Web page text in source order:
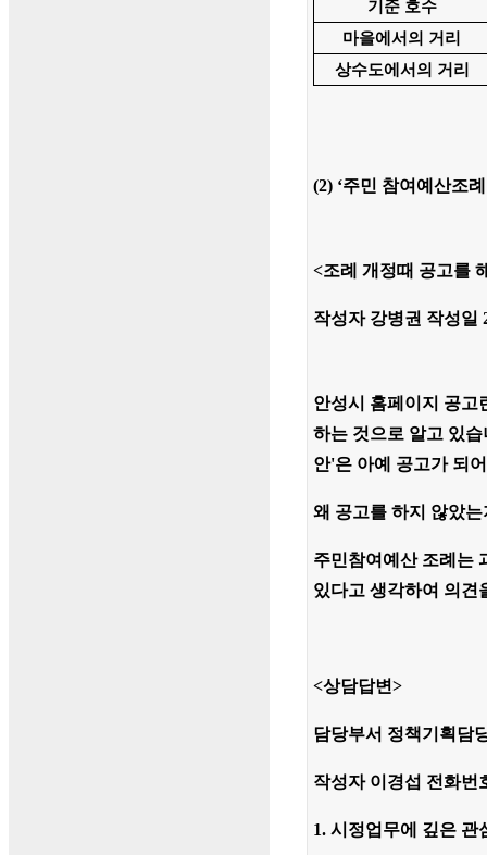
기준 호수
마을에서의 거리
상수도에서의 거리
(2) ‘주민 참여예산조
<조례 개정때 공고를
작성자 강병권 작성일
안성시 홈페이지 공고
하는 것으로 알고 있
안'은 아예 공고가 되
왜 공고를 하지 않았
주민참여예산 조례는
있다고 생각하여 의견
<상담답변>
담당부서 정책기획담
작성자 이경섭 전화번
1. 시정업무에 깊은 관